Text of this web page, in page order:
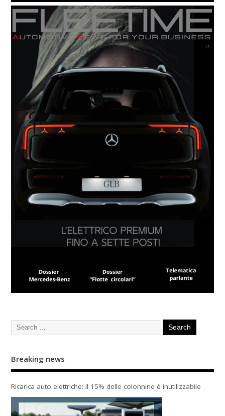
Breaking news
Ricarica auto elettriche: il 15% delle colonnine è inutilizzabile